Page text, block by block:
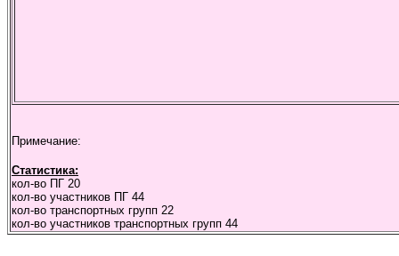
Примечание:
Статистика:
кол-во ПГ 20
кол-во участников ПГ 44
кол-во транспортных групп 22
кол-во участников транспортных групп 44